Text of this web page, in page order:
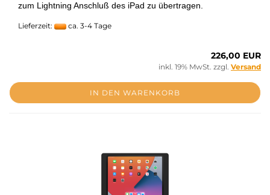
zum Lightning Anschluß des iPad zu übertragen.
Lieferzeit: ca. 3-4 Tage
226,00 EUR
inkl. 19% MwSt. zzgl. Versand
IN DEN WARENKORB